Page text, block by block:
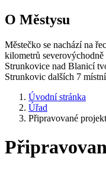
O Městysu
Městečko se nachází na
kilometrů severovýchodně
Strunkovice nad Blanicí
Strunkovic dalších 7
Úvodní stránka
Úřad
Připravované